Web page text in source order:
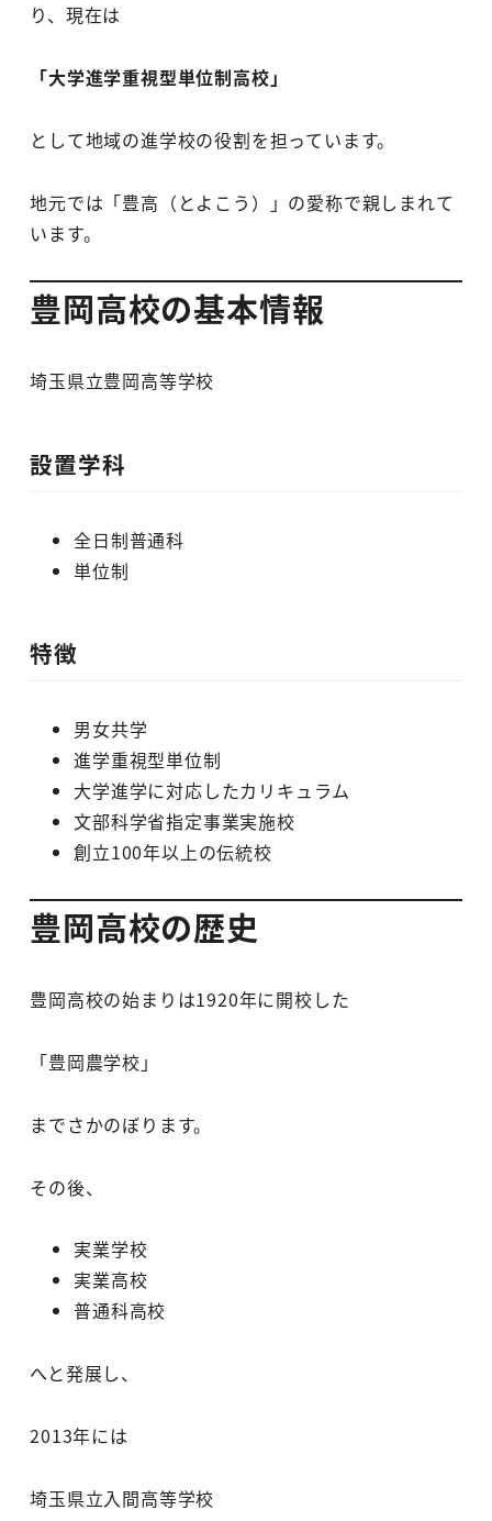
り、現在は
「大学進学重視型単位制高校」
として地域の進学校の役割を担っています。
地元では「豊高（とよこう）」の愛称で親しまれて
います。
豊岡高校の基本情報
埼玉県立豊岡高等学校
設置学科
全日制普通科
単位制
特徴
男女共学
進学重視型単位制
大学進学に対応したカリキュラム
文部科学省指定事業実施校
創立100年以上の伝統校
豊岡高校の歴史
豊岡高校の始まりは1920年に開校した
「豊岡農学校」
までさかのぼります。
その後、
実業学校
実業高校
普通科高校
へと発展し、
2013年には
埼玉県立入間高等学校